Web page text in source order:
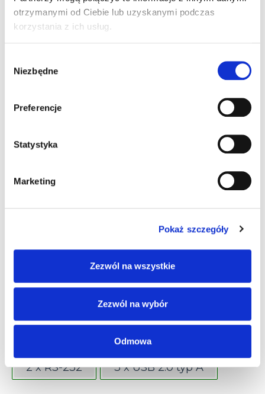
otrzymanymi od Ciebie lub uzyskanymi podczas
korzystania z ich usług.
zgody
Niezbędne
Preferencje
Statystyka
Marketing
Pokaż szczegóły
Zezwól na wszystkie
Zezwól na wybór
Odmowa
AMD G-T40E 1.0 GHz
Intel Atom E3845 1.91 GHz
Intel Core i5
Windows 7 Pro
Windows Embeded Standard 7
Złącza
1 x Ethernet 10/100/1000 Mbps (RJ45)
1 x USB 3.0 typ A
2 x RS-232 3 x USB 2.0 typ A